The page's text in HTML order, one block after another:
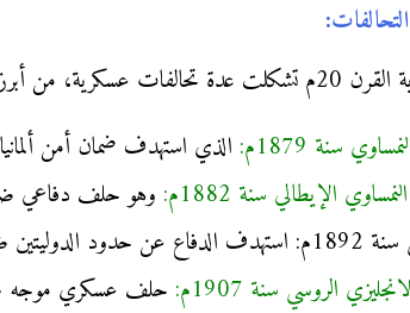
سنة 1879م:
الذي استهدف ضمان أمن
الإيطالي سنة 1882م:
وهو حلف دفاعي
الثلاثي.
الروسي سنة 1907م:
حلف عسكري موجه ضد